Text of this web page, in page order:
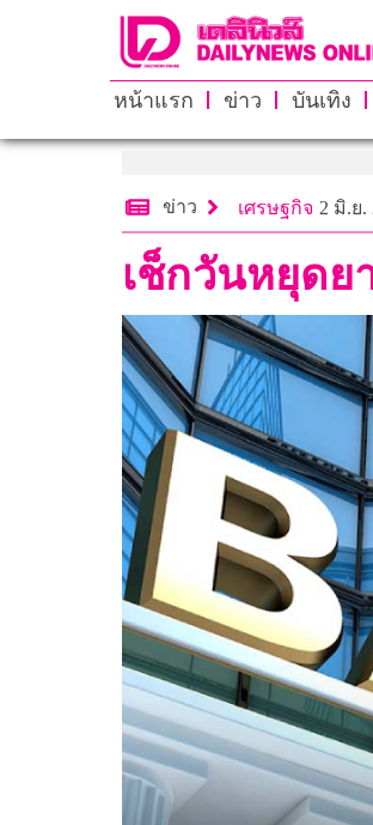
หน้าแรก ข่าว บันเทิง
ข่าว เศรษฐกิจ 2 มิ.ย.
เช็กวันหยุดย